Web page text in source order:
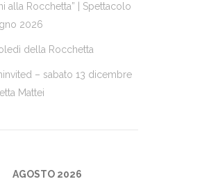
alla Rocchetta” | Spettacolo
2026
della Rocchetta
– sabato 13 dicembre
Mattei
AGOSTO 2026